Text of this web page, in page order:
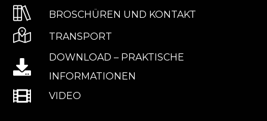
BROSCHÜREN UND KONTAKT
TRANSPORT
DOWNLOAD – PRAKTISCHE
INFORMATIONEN
VIDEO